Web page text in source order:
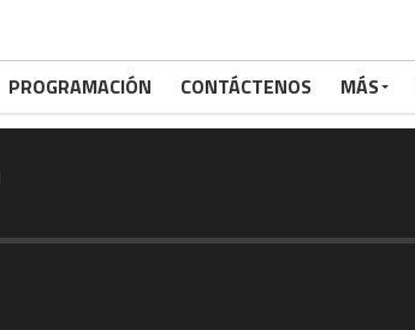
PROGRAMACIÓN CONTÁCTENOS MÁS